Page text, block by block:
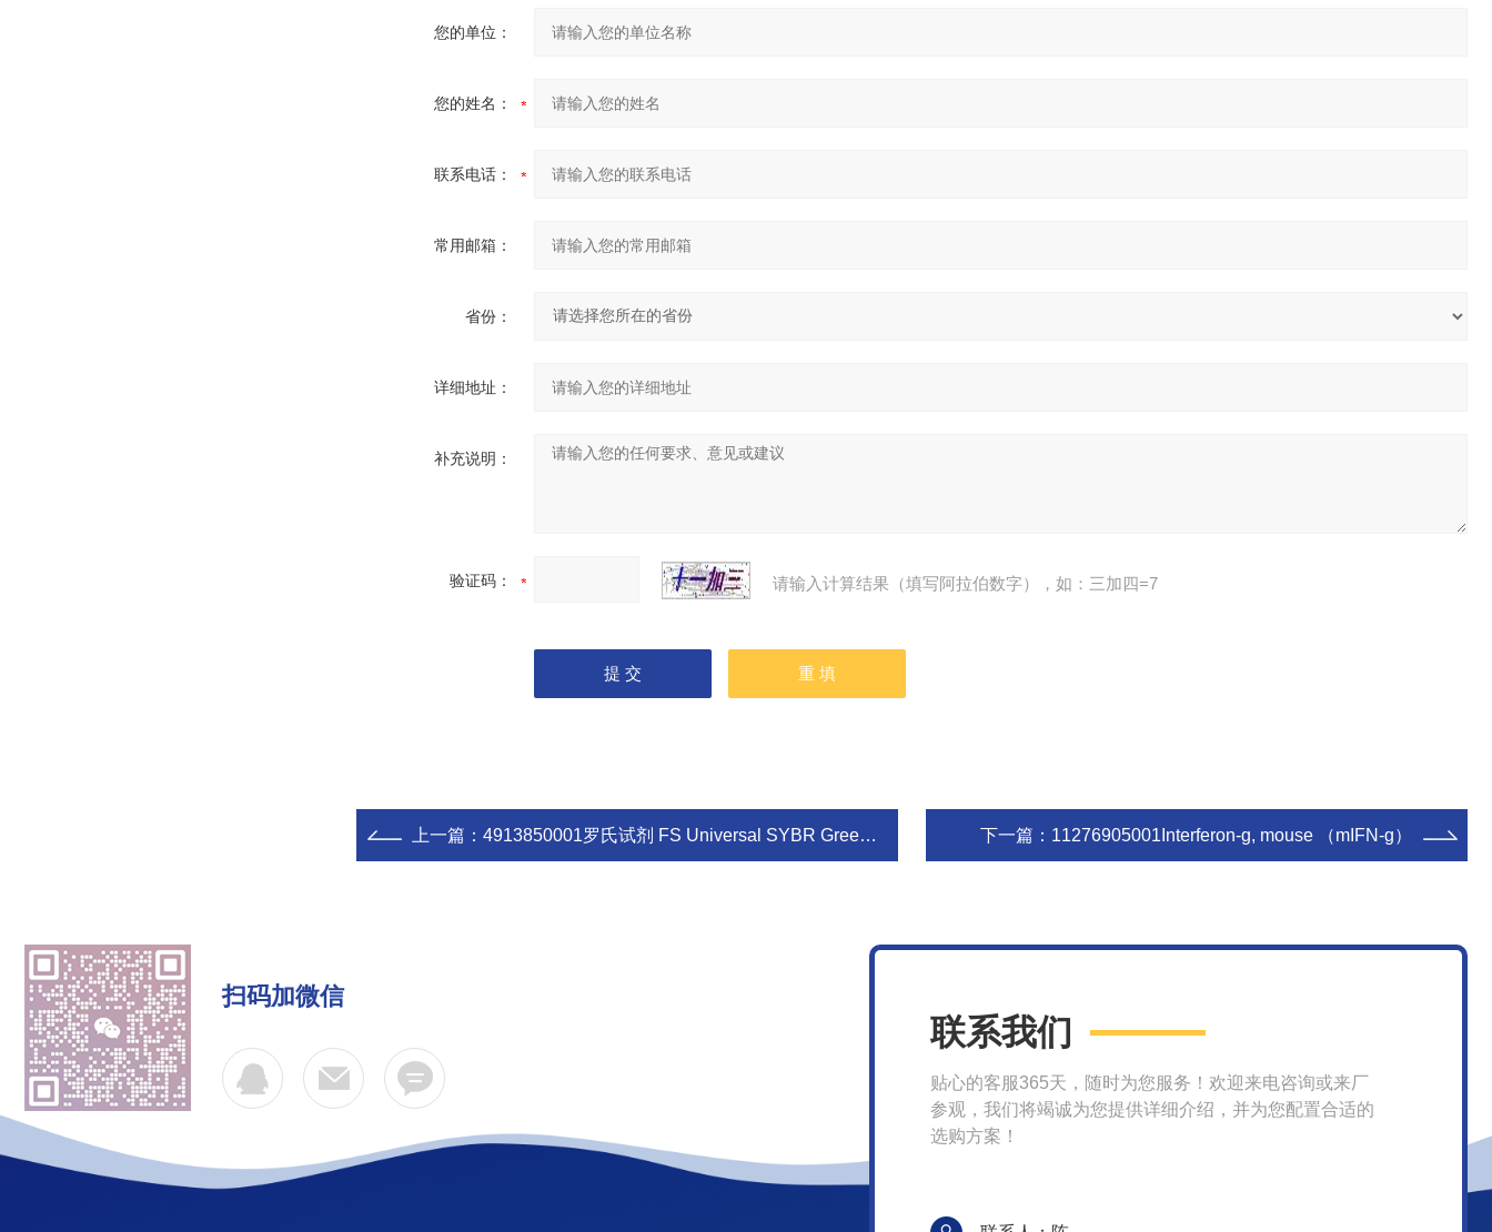
您的单位：
您的姓名：
联系电话：
常用邮箱：
省份：
详细地址：
补充说明：
验证码： 请输入计算结果（填写阿拉伯数字），如：三加四=7
上一篇： 4913850001罗氏试剂 FS Universal SYBR Green Master 下一篇： 11276905001Interferon-g, mouse （mIFN-g）
扫码加微信
联系我们
贴心的客服365天，随时为您服务！欢迎来电咨询或来厂
参观，我们将竭诚为您提供详细介绍，并为您配置合适的
选购方案！